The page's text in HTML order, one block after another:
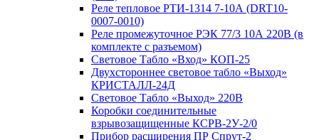
Реле тепловое РТИ-1314 7-10А (DRT10-
0007-0010)
Реле промежуточное РЭК 77/3 10А 220В (в
комплекте с разъемом)
Световое Табло «Вход» КОП-25
Двухстороннее световое табло «Выход»
КРИСТАЛЛ-24Д
Световое Табло «Выход» 220В
Коробки соединительные
взрывозащищенные КСРВ-2У-2/0
Прибор расширения ПР Спрут-2